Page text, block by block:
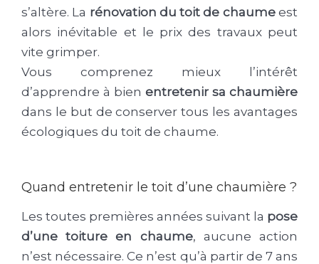
s’altère. La rénovation du toit de chaumeest
alors inévitable et le prix des travaux peut
vite grimper.
Vous comprenez mieux l’intérêt
d’apprendre à bien entretenir sa chaumière
dans le but de conserver tous les avantages
écologiques du toit de chaume.
Quand entretenir le toit d’une chaumière ?
Les toutes premières années suivant la pose
d’une toiture en chaume, aucune action
n’est nécessaire. Ce n’est qu’à partir de 7 ans